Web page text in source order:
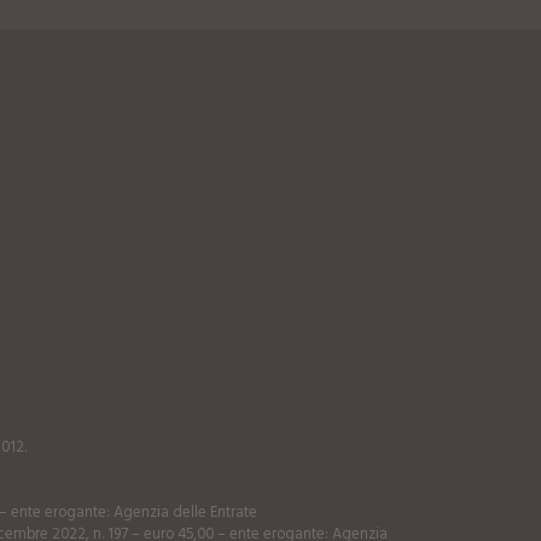
ente erogante: Agenzia delle Entrate
2022, n. 197 – euro 45,00 – ente erogante: Agenzia